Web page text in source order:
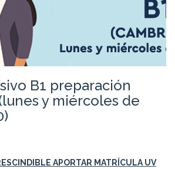
B1 preparación
y miércoles de
APORTAR MATRÍCULA UV